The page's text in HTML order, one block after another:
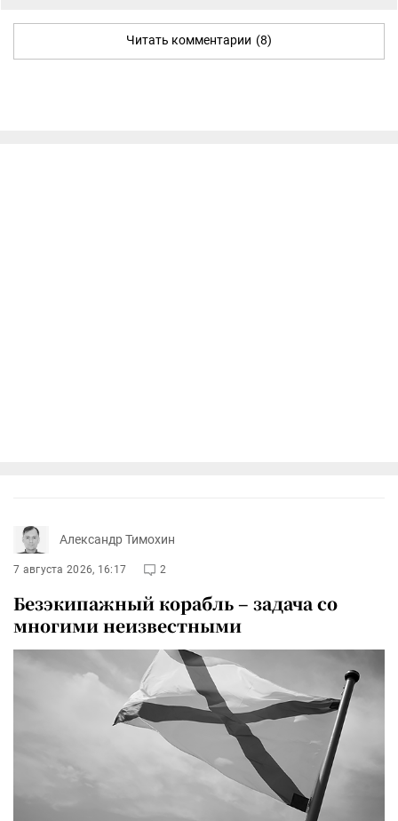
Читать комментарии (8)
Александр Тимохин
7 августа 2026, 16:17 2
Безэкипажный корабль – задача со
многими неизвестными